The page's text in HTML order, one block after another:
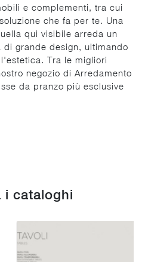
e complementi, tra cui
che fa per te. Una
qui visibile arreda un
di grande design, ultimando
Tra le migliori
negozio di Arredamento
da pranzo più esclusive
i cataloghi